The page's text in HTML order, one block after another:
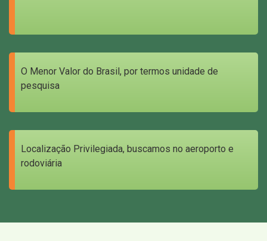
O Menor Valor do Brasil, por termos unidade de
pesquisa
Localização Privilegiada, buscamos no aeroporto e
rodoviária